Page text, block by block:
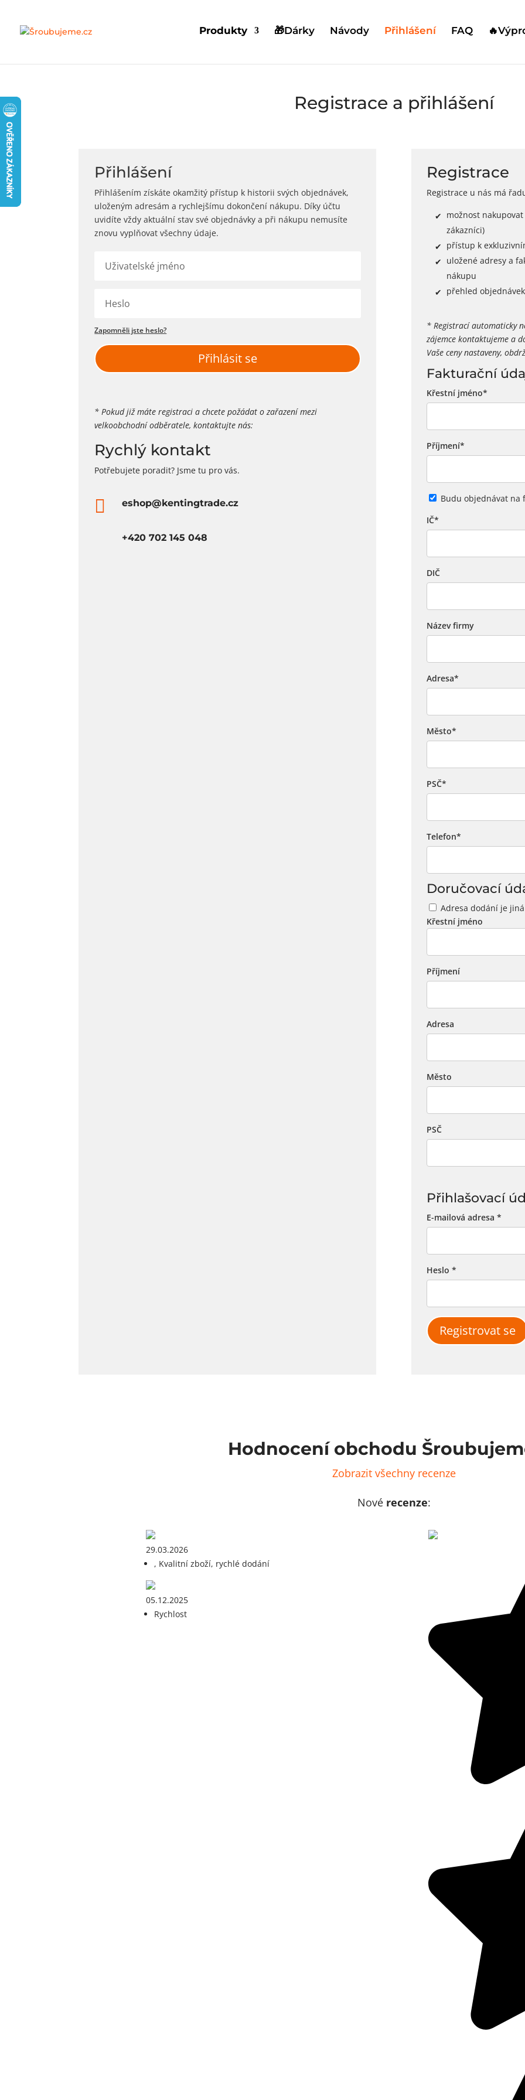
Produkty 🎁Dárky Návody Přihlášení FAQ
Registrace a přihlášení
Přihlášení
Přihlášením získáte okamžitý přístup k historii svých objednávek,
uloženým adresám a rychlejšímu dokončení nákupu. Díky účtu
uvidíte vždy aktuální stav své objednávky a při nákupu nemusíte
znovu vyplňovat všechny údaje.
Zapomněli jste heslo?
Přihlásit se
* Pokud již máte registraci a chcete požádat o zařazení mezi
velkoobchodní odběratele, kontaktujte nás:
Rychlý kontakt
Potřebujete poradit? Jsme tu pro vás.
 eshop@kentingtrade.cz
+420 702 145 048
Registrace
Registrace u nás má
možnost nakupovat
zákazníci)
přístup k
uložené adresy a
nákupu
přehled
* Registrací automaticky
zájemce kontaktujeme a
Vaše ceny nastaveny,
Fakturační
Křestní jméno*
Příjmení*
Budu objednávat na
IČ*
DIČ
Název firmy
Adresa*
Město*
PSČ*
Telefon*
Doručovací
Adresa dodání je
Křestní jméno
Příjmení
Adresa
Město
PSČ
Přihlašovací
E-mailová adresa*
Heslo*
Registrovat se
Hodnocení obchodu
Zobrazit všechny recenze
Nové recenze:
29.03.2026
, Kvalitní zboží, rychlé dodání
05.12.2025
Rychlost